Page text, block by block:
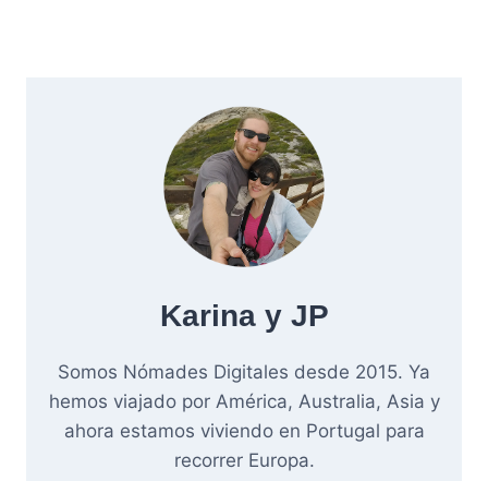
Karina y JP
Somos Nómades Digitales desde 2015. Ya
hemos viajado por América, Australia, Asia y
ahora estamos viviendo en Portugal para
recorrer Europa.